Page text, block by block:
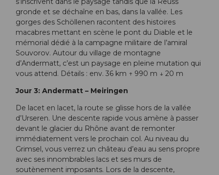
gronde et se déchaîne en bas, dans la vallée. Les
gorges des Schöllenen racontent des histoires
macabres mettant en scène le pont du Diable et le
mémorial dédié à la campagne militaire de l’amiral
Souvorov. Autour du village de montagne
d’Andermatt, c’est un paysage en pleine mutation qui
vous attend. Détails : env. 36 km ↑ 990 m ↓ 20 m
Jour 3: Andermatt – Meiringen
De lacet en lacet, la route se glisse hors de la vallée
d’Urseren. Une descente rapide vous amène à passer
devant le glacier du Rhône avant de remonter
immédiatement vers le prochain col. Au niveau du
Grimsel, vous verrez un château d’eau au sens propre
avec ses innombrables lacs et ses murs de
soutènement imposants. Lors de la descente,